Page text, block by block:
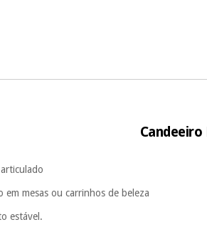
Candeeiro
em mesas ou carrinhos de beleza
estável.